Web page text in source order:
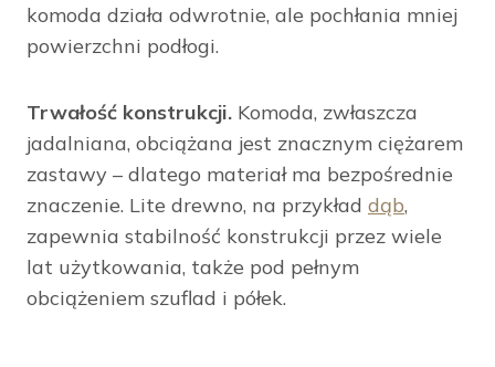
komoda działa odwrotnie, ale pochłania mniej
powierzchni podłogi.
Trwałość konstrukcji. Komoda, zwłaszcza
jadalniana, obciążana jest znacznym ciężarem
zastawy – dlatego materiał ma bezpośrednie
znaczenie. Lite drewno, na przykład dąb,
zapewnia stabilność konstrukcji przez wiele
lat użytkowania, także pod pełnym
obciążeniem szuflad i półek.